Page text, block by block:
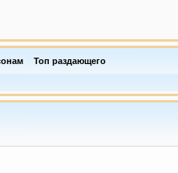
Топ раздающего